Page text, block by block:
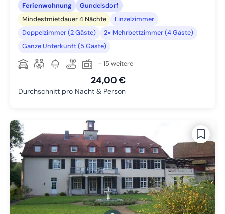
Ferienwohnung
Gundelsdorf
Mindestmietdauer 4 Nächte
Einzelzimmer
Doppelzimmer (2 Gäste)
2× Mehrbettzimmer (4 Gäste)
Ganze Unterkunft (5 Gäste)
+ 15 weitere
24,00 €
Durchschnitt pro Nacht & Person